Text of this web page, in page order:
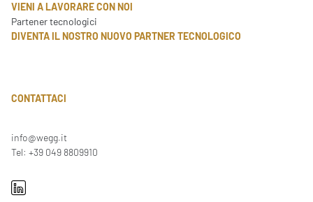
VIENI A LAVORARE CON NOI
Partener tecnologici
DIVENTA IL NOSTRO NUOVO PARTNER TECNOLOGICO
CONTATTACI
info@wegg.it
Tel: +39 049 8809910